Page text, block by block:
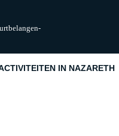
IN NAZARETH